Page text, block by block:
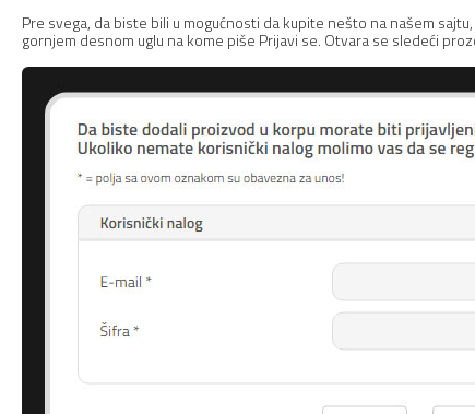
Pre svega, da biste bili u mogućnosti da kupite nešto na našem
gornjem desnom uglu na kome piše Prijavi se. Otvara se sledeći